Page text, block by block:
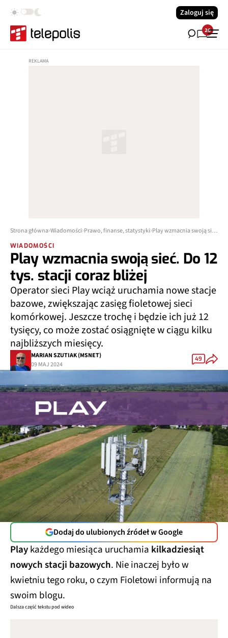
Zaloguj się
26
Strona główna Wiadomości Prawo, finanse, statystyki Play wzmacnia swoją sieć. Do 12 tys. stacji coraz bliżej
WIADOMOŚCI
Play wzmacnia swoją sieć. Do 12
tys. stacji coraz bliżej
Operator sieci Play wciąż uruchamia nowe stacje
bazowe, zwiększając zasięg fioletowej sieci
komórkowej. Jeszcze trochę i będzie ich już 12
tysięcy, co może zostać osiągnięte w ciągu kilku
najbliższych miesięcy.
MARIAN SZUTIAK (MSNET)
09 MAJ 2024
49
Dodaj do ulubionych źródeł w Google
Playkażdego miesiąca uruchamia kilkadziesiąt
nowych stacji bazowych. Nie inaczej było w
kwietniu tego roku, o czym Fioletowi informują na
swoim blogu.
Dalsza część tekstu pod wideo